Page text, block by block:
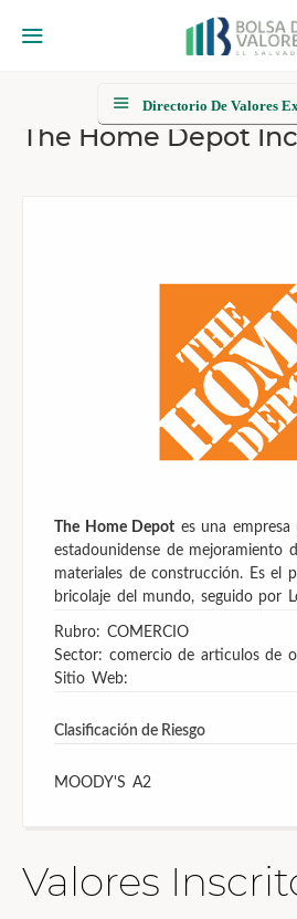
Directorio De Valores
The Home Depot
The Home Depot es una empresa
estadounidense de mejoramiento
materiales de construcción. Es el
bricolaje del mundo, seguido por
Rubro: COMERCIO
Sector: comercio de articulos de
Sitio Web:
Clasificación de Riesgo
MOODY'S A2
Valores